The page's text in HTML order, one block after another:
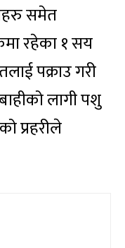
समेत
रहेका १ सय
पक्राउ गरी
लागी पशु
प्रहरीले